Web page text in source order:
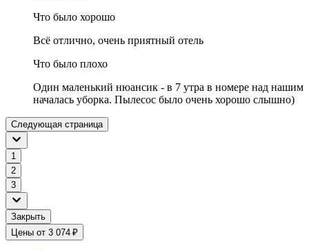
Что было хорошо
Всё отлично, очень приятный отель
Что было плохо
Один маленький нюансик - в 7 утра в номере над нашим
началась уборка. Пылесос было очень хорошо слышно)
Следующая страница
1
2
3
Закрыть
Цены от 3 074 ₽